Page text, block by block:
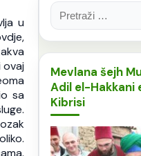
u
ovaj
sa
Pretraga:
Mevlana šejh
Adil el-Hakkani
Kibrisi